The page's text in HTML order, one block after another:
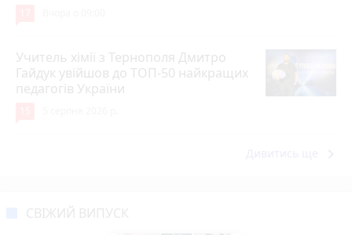
Учитель хімії з Тернополя Дмитро
Гайдук увійшов до ТОП-50 найкращих
педагогів України